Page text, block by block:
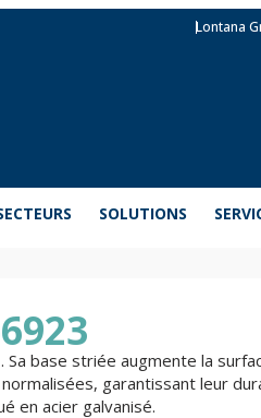
Lontana
SOLUTIONS
Sa base striée augmente la
garantissant leur
en acier galvanisé.